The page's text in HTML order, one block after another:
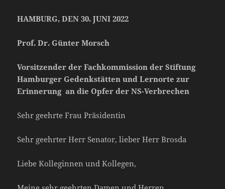
HAMBURG, DEN 30. JUNI 2022
Prof. Dr. Günter Morsch
Vorsitzender der Fachkommission der Stiftung
Hamburger Gedenkstätten und Lernorte zur
Erinnerung an die Opfer der NS-Verbrechen
Sehr geehrte Frau Präsidentin
Sehr geehrter Herr Senator, lieber Herr Brosda
Liebe Kolleginnen und Kollegen,